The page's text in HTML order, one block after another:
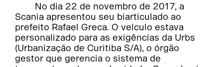
No dia 22 de novembro de 2017, a
Scania apresentou seu biarticulado ao
prefeito Rafael Greca. O veículo estava
personalizado para as exigências da Urbs
(Urbanização de Curitiba S/A), o órgão
gestor que gerencia o sistema de